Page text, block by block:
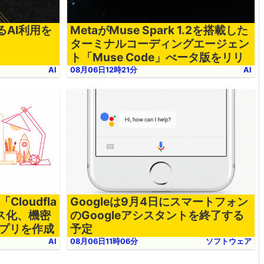
AI利用を
AI
MetaがMuse Spark 1.2を搭載した
ターミナルコーディングエージェン
ト「Muse Code」べータ版をリリ
ース
08月06日12時21分 AI
Cloudfla
化、機密
リを作成
AI
Googleは9月4日にスマートフォン
のGoogleアシスタントを終了する
予定
08月06日11時06分 ソフトウェア